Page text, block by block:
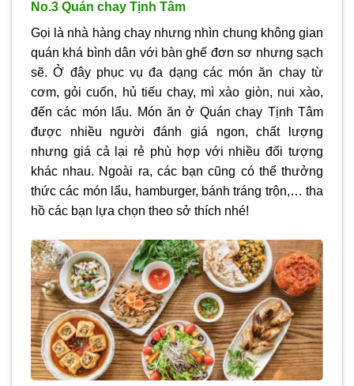
No.3 Quán chay Tịnh Tâm
Gọi là nhà hàng chay nhưng nhìn chung không gian
quán khá bình dân với bàn ghế đơn sơ nhưng sạch
sẽ. Ở đây phục vụ đa dạng các món ăn chay từ
cơm, gỏi cuốn, hủ tiếu chay, mì xào giòn, nui xào,
đến các món lẩu. Món ăn ở Quán chay Tịnh Tâm
được nhiều người đánh giá ngon, chất lượng
nhưng giá cả lại rẻ phù hợp với nhiều đối tượng
khác nhau. Ngoài ra, các bạn cũng có thể thưởng
thức các món lẩu, hamburger, bánh tráng trộn,… tha
hồ các bạn lựa chọn theo sở thích nhé!